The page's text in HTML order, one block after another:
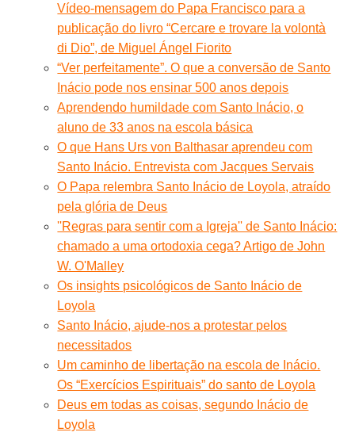
Vídeo-mensagem do Papa Francisco para a
publicação do livro “Cercare e trovare la volontà
di Dio”, de Miguel Ángel Fiorito
“Ver perfeitamente”. O que a conversão de Santo
Inácio pode nos ensinar 500 anos depois
Aprendendo humildade com Santo Inácio, o
aluno de 33 anos na escola básica
O que Hans Urs von Balthasar aprendeu com
Santo Inácio. Entrevista com Jacques Servais
O Papa relembra Santo Inácio de Loyola, atraído
pela glória de Deus
''Regras para sentir com a Igreja'' de Santo Inácio:
chamado a uma ortodoxia cega? Artigo de John
W. O'Malley
Os insights psicológicos de Santo Inácio de
Loyola
Santo Inácio, ajude-nos a protestar pelos
necessitados
Um caminho de libertação na escola de Inácio.
Os “Exercícios Espirituais” do santo de Loyola
Deus em todas as coisas, segundo Inácio de
Loyola